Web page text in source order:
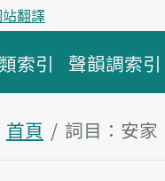
翻譯
索引 聲韻調索引
首頁 詞目：安家